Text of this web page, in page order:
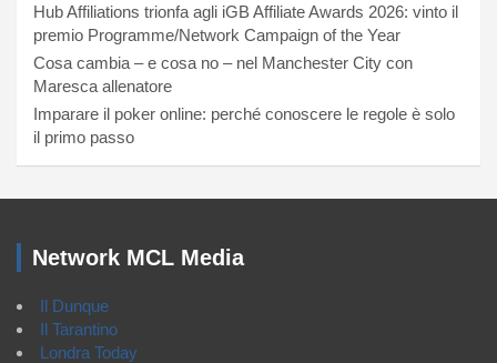
Hub Affiliations trionfa agli iGB Affiliate Awards 2026: vinto il
premio Programme/Network Campaign of the Year
Cosa cambia – e cosa no – nel Manchester City con
Maresca allenatore
Imparare il poker online: perché conoscere le regole è solo
il primo passo
Network MCL Media
Il Dunque
Il Tarantino
Londra Today